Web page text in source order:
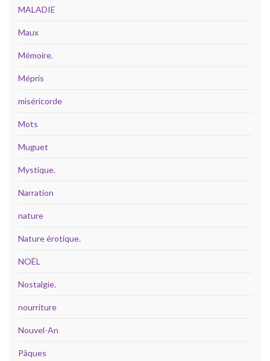
MALADIE
Maux
Mémoire.
Mépris
miséricorde
Mots
Muguet
Mystique.
Narration
nature
Nature érotique.
NOËL
Nostalgie.
nourriture
Nouvel-An
Pâques